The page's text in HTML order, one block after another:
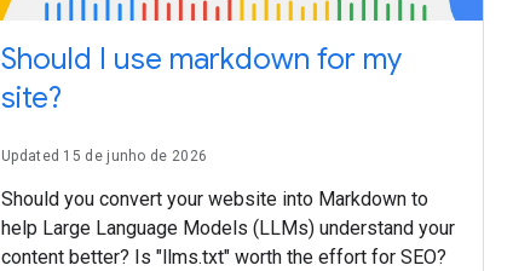
Should I use markdown for my
site?
Updated 15 de junho de 2026
Should you convert your website into Markdown to
help Large Language Models (LLMs) understand your
content better? Is "llms.txt" worth the effort for SEO?